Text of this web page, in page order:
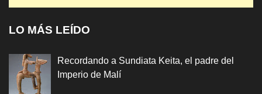
LO MÁS LEÍDO
Recordando a Sundiata Keita, el padre del
Imperio de Malí